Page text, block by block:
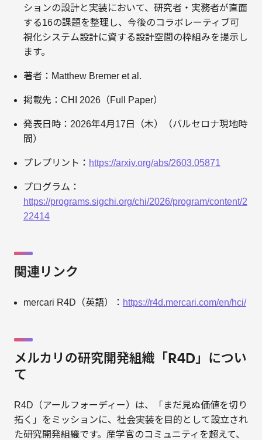
ションの設計と実装において、研究者・実務者が直面
する16の課題を整理し、今後のコラボレーティブ可
視化システム設計に資する設計空間の枠組みを提示し
ます。
著者：Matthew Bremer et al.
掲載先：CHI 2026（Full Paper）
発表日時：2026年4月17日（木）（バルセロナ現地時
間）
プレプリント： https://arxiv.org/abs/2603.05871
プログラム：
https://programs.sigchi.org/chi/2026/program/content/2
22414
関連リンク
mercari R4D（英語）： https://r4d.mercari.com/en/hci/
メルカリの研究開発組織「R4D」につい
て
R4D（アールフォーディー）は、「まだ見ぬ価値を切り
拓く」をミッションに、社会実装を目的として設立され
た研究開発組織です。産学官のコミュニティを超えて、